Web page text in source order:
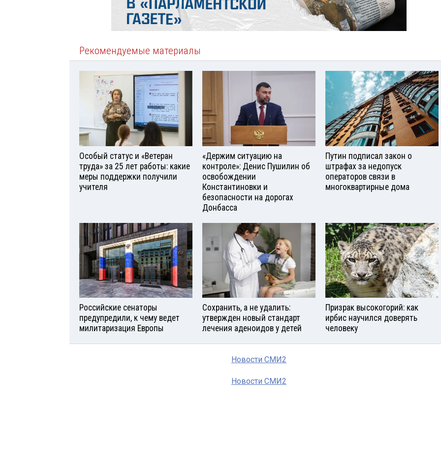
Рекомендуемые материалы
Особый статус и «Ветеран
труда» за 25 лет работы: какие
меры поддержки получили
учителя
«Держим ситуацию на
контроле»: Денис Пушилин об
освобождении
Константиновки и
безопасности на дорогах
Донбасса
Путин подписал закон о
штрафах за недопуск
операторов связи в
многоквартирные дома
Российские сенаторы
предупредили, к чему ведет
милитаризация Европы
Сохранить, а не удалить:
утвержден новый стандарт
лечения аденоидов у детей
Призрак высокогорий: как
ирбис научился доверять
человеку
Новости СМИ2
Новости СМИ2